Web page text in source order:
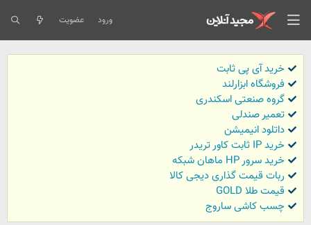
ورود عضویت
خرید آی پی ثابت
فروشگاه ابزارلند
گروه صنعتی اسکندری
تعمیر صندلی
داتلود انیمیشن
خرید IP ثابت کاور تریدر
خرید سرور HP ماهان شبکه
ربات قیمت گذاری دیجی کالا
قیمت طلا GOLD
چسب کاشی ساروج